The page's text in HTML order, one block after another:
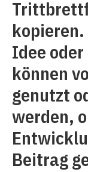
Idee
können
genutzt
werden,
Beitrag